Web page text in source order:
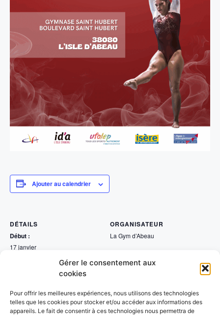
Gérer le consentement aux
cookies
Pour offrir les meilleures expériences, nous utilisons des technologies
telles que les cookies pour stocker et/ou accéder aux informations des
appareils. Le fait de consentir à ces technologies nous permettra de
Ajouter au calendrier
DÉTAILS
Début :
17 janvier
Gymnastique
Site :
https://lagymdabeau.fr
ORGANISATEUR
La Gym d’Abeau